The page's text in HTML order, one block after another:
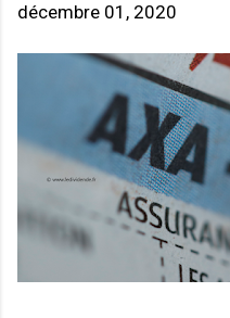
décembre 01, 2020